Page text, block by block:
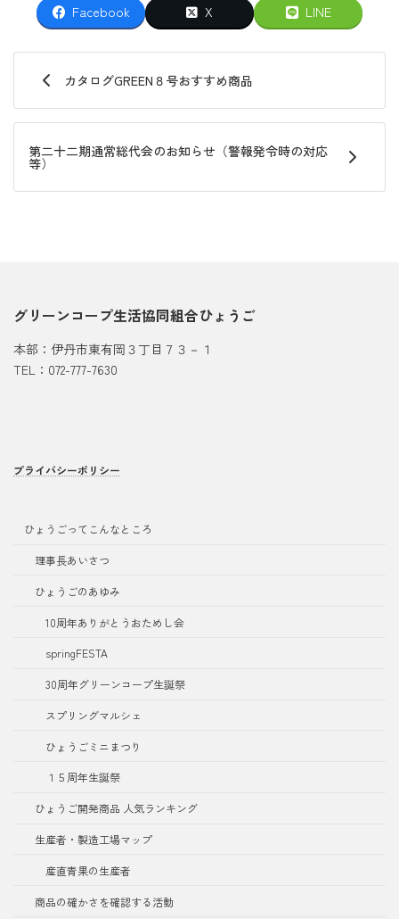
Facebook X LINE
カタログGREEN８号おすすめ商品
第二十二期通常総代会のお知らせ（警報発令時の対応
等）
グリーンコープ生活協同組合ひょうご
本部：伊丹市東有岡３丁目７３－１
TEL：072-777-7630
プライバシーポリシー
ひょうごってこんなところ
理事長あいさつ
ひょうごのあゆみ
10周年ありがとうおためし会
springFESTA
30周年グリーンコープ生誕祭
スプリングマルシェ
ひょうごミニまつり
１５周年生誕祭
ひょうご開発商品 人気ランキング
生産者・製造工場マップ
産直青果の生産者
商品の確かさを確認する活動